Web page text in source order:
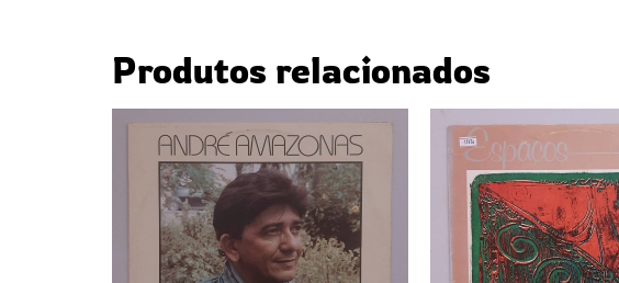
Produtos relacionados